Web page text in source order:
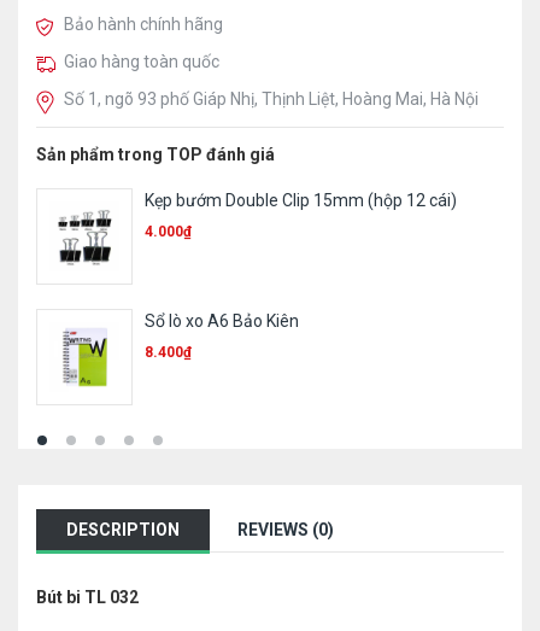
Bảo hành chính hãng
Giao hàng toàn quốc
Số 1, ngõ 93 phố Giáp Nhị, Thịnh Liệt, Hoàng Mai, Hà Nội
Sản phẩm trong TOP đánh giá
Trình ký mica A4
23.310
Phong bì trắng khổ A4 ĐL120
1.000
DESCRIPTION REVIEWS (0)
Bút bi TL 032